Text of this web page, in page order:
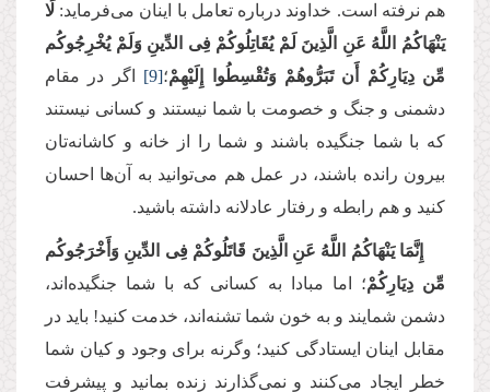
هم نرفته است. خداوند درباره تعامل با اینان می‌فرماید: لَا
یَنْهَاكُمُ اللَّهُ عَنِ الَّذِینَ لَمْ یُقَاتِلُوكُمْ فِی الدِّینِ وَلَمْ یُخْرِجُوكُم
مِّن دِیَارِكُمْ أَن تَبَرُّوهُمْ وَتُقْسِطُوا إِلَیْهِمْ؛[9] اگر در مقام
دشمنی و جنگ و خصومت با شما نیستند و کسانی نیستند
که با شما جنگیده باشند و شما را از خانه و کاشانه‌تان
بیرون رانده باشند، در عمل هم می‌توانید به آن‌ها احسان
کنید و هم رابطه و رفتار عادلانه داشته باشید.
إِنَّمَا یَنْهَاكُمُ اللَّهُ عَنِ الَّذِینَ قَاتَلُوكُمْ فِی الدِّینِ وَأَخْرَجُوكُم
مِّن دِیَارِكُمْ؛ اما مبادا به کسانی که‌ با شما جنگیده‌اند،
دشمن شمایند و به خون شما تشنه‌اند، خدمت کنید! باید در
مقابل اینان ایستادگی کنید؛ وگرنه برای وجود و کیان شما
خطر ایجاد می‌کنند و نمی‌گذارند زنده بمانید و پیشرفت